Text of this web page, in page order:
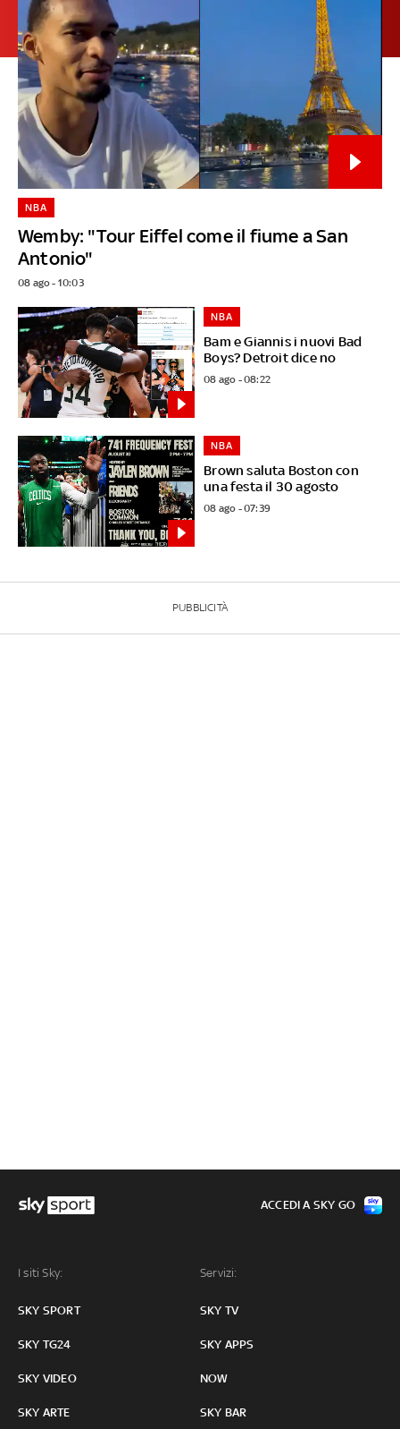
Wemby: "Tour Eiffel come il fiume a San
Antonio"
NBA
08 ago - 10:03
Bam e Giannis i nuovi Bad
Boys? Detroit dice no
NBA
08 ago - 08:22
Brown saluta Boston con
una festa il 30 agosto
NBA
08 ago - 07:39
PUBBLICITÀ
I siti Sky:
SKY SPORT
SKY TG24
SKY VIDEO
SKY ARTE
Servizi:
SKY TV
SKY APPS
NOW
SKY BAR
ACCEDI A SKY GO